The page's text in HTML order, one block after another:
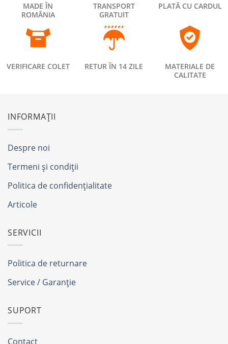
MADE ÎN
ROMÂNIA
TRANSPORT
GRATUIT
PLATĂ CU CARDUL
VERIFICARE COLET RETUR ÎN 14 ZILE
MATERIALE DE
CALITATE
INFORMAȚII
Despre noi
Termeni și condiții
Politica de confidențialitate
Articole
SERVICII
Politica de returnare
Service / Garanție
SUPORT
Contact